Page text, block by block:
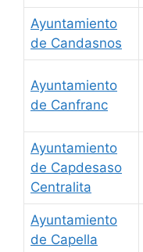
Ayuntamiento
de Candasnos
Ayuntamiento
de Canfranc
Ayuntamiento
de Capdesaso
Centralita
Ayuntamiento
de Capella